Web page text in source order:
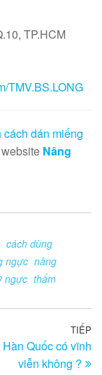
TP.HCM
TMV.BS.LONG
dán miếng
Nâng
cách dùng
ngực nâng
ngực thẩm
TIẾP
Quốc có vĩnh
viễn không ?